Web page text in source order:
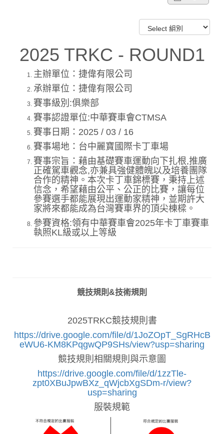
2025 TRKC - ROUND1
主辦單位：捷偉有限公司
承辦單位：捷偉有限公司
賽事級別:俱樂部
賽事認證單位:中華賽車會CTMSA
賽事日期：2025 / 03 / 16
賽事場地：台中麗寶國際卡丁車場
賽事宗旨：藉由基礎賽車運動向下扎根,推廣
正確駕車觀念,亦兼具強健體魄以及培養團隊
合作的精神。本次卡丁車錦標賽，秉持上述
信念，希望藉由公平、公正的比賽，讓每位
參賽選手都能展現出運動家精神，並期許大
家將來都能成為台灣賽車界的頂尖棟樑。
參賽資格:領有中華賽車會2025年卡丁車賽車
執照KL級或以上等級
競技規則&技術規則
2025TRKC競技規則書
https://drive.google.com/file/d/1JoZOpT_SgRHcB
eWU6-KM8KPqgwQP9SHs/view?usp=sharing
競技規則相關規則與示意圖
https://drive.google.com/file/d/1zzTle-
zpt0XBuJpwBXz_qWjcbXgSDm-r/view?
usp=sharing
服裝規範